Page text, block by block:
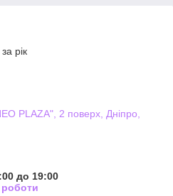
рік
PLAZA", 2 поверх, Дніпро,
до 19:00
роботи